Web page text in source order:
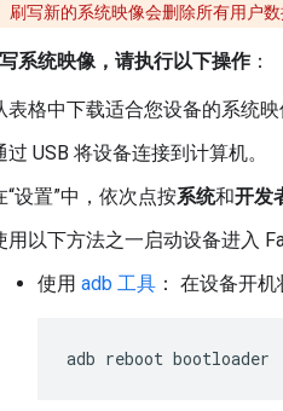
刷写新的系统映像会删除所有用户
系统映像，请执行以下操作：
表格中下载适合您设备的系统
过 USB 将设备连接到计算机。
“设置”中，依次点按系统和开发
用以下方法之一启动设备进入
使用 adb 工具 ： 在设备开
adb reboot bootloader